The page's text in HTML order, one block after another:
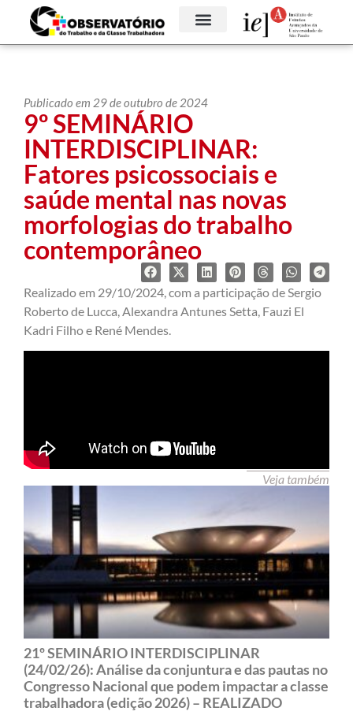
Publicado em 29 de outubro de 2024
9º SEMINÁRIO
INTERDISCIPLINAR:
Fatores psicossociais e
saúde mental nas novas
morfologias do trabalho
contemporâneo
Realizado em 29/10/2024, com a participação de Sergio
Roberto de Lucca, Alexandra Antunes Setta, Fauzi El
Kadri Filho e René Mendes.
Veja também
21º SEMINÁRIO INTERDISCIPLINAR
(24/02/26): Análise da conjuntura e das pautas no
Congresso Nacional que podem impactar a classe
trabalhadora (edição 2026) – REALIZADO